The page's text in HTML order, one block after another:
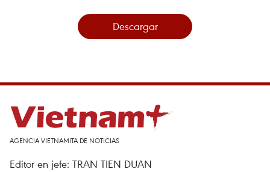
Descargar
AGENCIA VIETNAMITA DE NOTICIAS
Editor en jefe: TRAN TIEN DUAN